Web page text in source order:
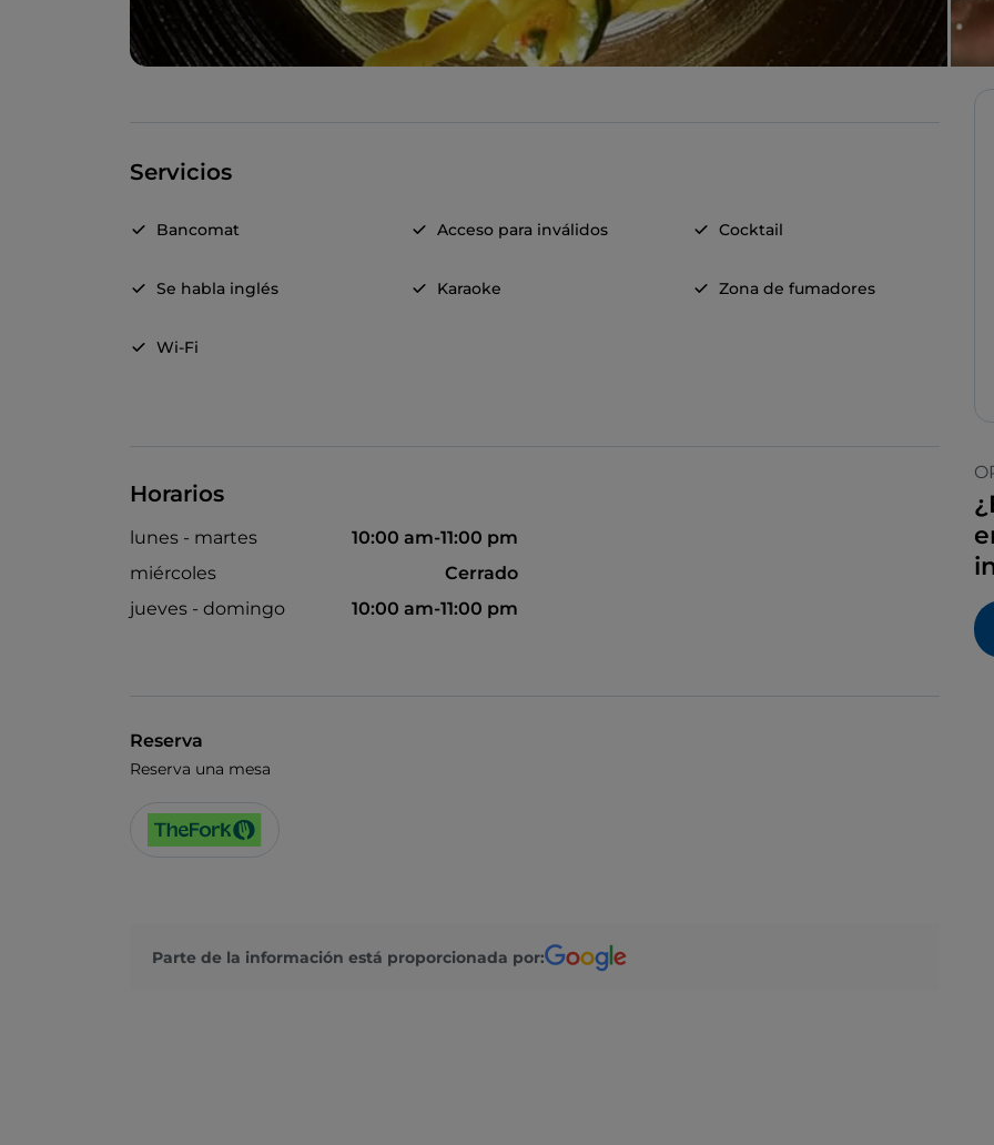
Servicios
Bancomat Acceso para inválidos Cocktail
Se habla inglés Karaoke Zona de fumadores
Wi-Fi
Horarios
lunes - martes
10:00 am-11:00 pm
miércoles
Cerrado
jueves - domingo
10:00 am-11:00 pm
Reserva
Reserva una mesa
Parte de la información está proporcionada por: